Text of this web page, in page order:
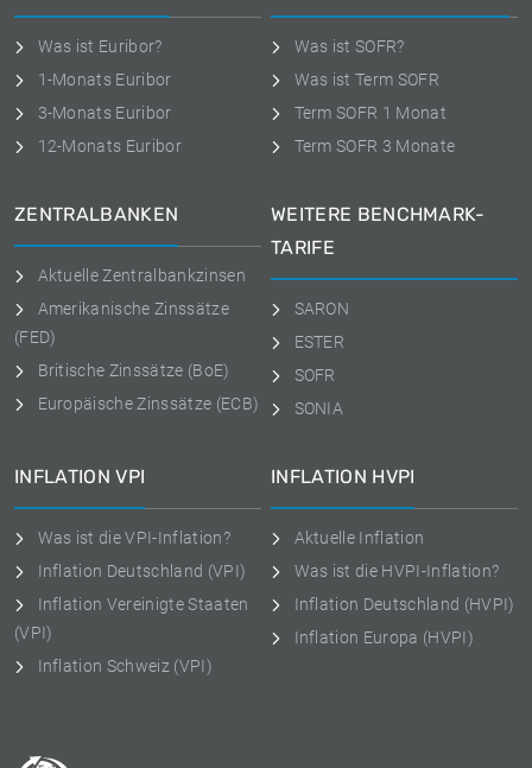
Was ist Euribor?
1-Monats Euribor
3-Monats Euribor
12-Monats Euribor
Was ist SOFR?
Was ist Term SOFR
Term SOFR 1 Monat
Term SOFR 3 Monate
ZENTRALBANKEN
Aktuelle Zentralbankzinsen
Amerikanische Zinssätze
(FED)
Britische Zinssätze (BoE)
Europäische Zinssätze (ECB)
WEITERE BENCHMARK-
TARIFE
SARON
ESTER
SOFR
SONIA
INFLATION VPI
Was ist die VPI-Inflation?
Inflation Deutschland (VPI)
Inflation Vereinigte Staaten
(VPI)
Inflation Schweiz (VPI)
INFLATION HVPI
Aktuelle Inflation
Was ist die HVPI-Inflation?
Inflation Deutschland (HVPI)
Inflation Europa (HVPI)